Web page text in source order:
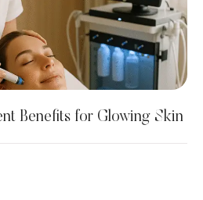
Benefits for Glowing Skin